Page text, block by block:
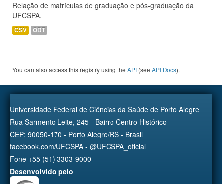
Relação de matrículas de graduação e pós-graduação da
UFCSPA.
CSV ODT
You can also access this registry using the API (see API Docs).
Universidade Federal de Ciências da Saúde de Porto Alegre
Rua Sarmento Leite, 245 - Bairro Centro Histórico
CEP: 90050-170 - Porto Alegre/RS - Brasil
facebook.com/UFCSPA - @UFCSPA_oficial
Fone +55 (51) 3303-9000
Desenvolvido pelo